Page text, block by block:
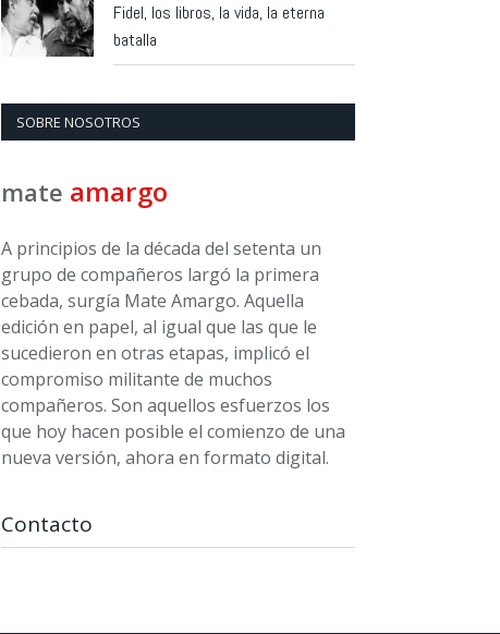
Fidel, los libros, la vida, la eterna
batalla
SOBRE NOSOTROS
mate amargo
A principios de la década del setenta un
grupo de compañeros largó la primera
cebada, surgía Mate Amargo. Aquella
edición en papel, al igual que las que le
sucedieron en otras etapas, implicó el
compromiso militante de muchos
compañeros. Son aquellos esfuerzos los
que hoy hacen posible el comienzo de una
nueva versión, ahora en formato digital.
Contacto